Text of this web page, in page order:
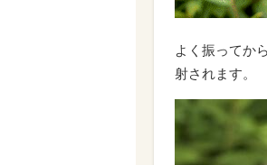
よく振ってか
射されます。